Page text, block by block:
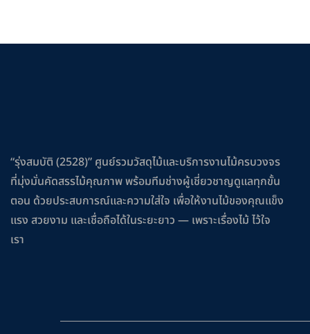
“รุ่งสมบัติ (2528)” ศูนย์รวมวัสดุไม้และบริการงานไม้ครบวงจร
ที่มุ่งมั่นคัดสรรไม้คุณภาพ พร้อมทีมช่างผู้เชี่ยวชาญดูแลทุกขั้น
ตอน ด้วยประสบการณ์และความใส่ใจ เพื่อให้งานไม้ของคุณแข็ง
แรง สวยงาม และเชื่อถือได้ในระยะยาว — เพราะเรื่องไม้ ไว้ใจ
เรา